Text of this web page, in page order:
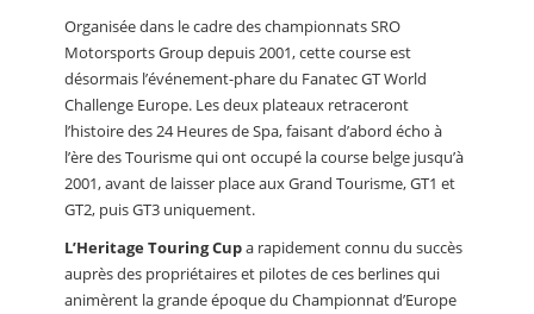
Organisée dans le cadre des championnats SRO
Motorsports Group depuis 2001, cette course est
désormais l’événement-phare du Fanatec GT World
Challenge Europe. Les deux plateaux retraceront
l’histoire des 24 Heures de Spa, faisant d’abord écho à
l’ère des Tourisme qui ont occupé la course belge jusqu’à
2001, avant de laisser place aux Grand Tourisme, GT1 et
GT2, puis GT3 uniquement.
L’Heritage Touring Cupa rapidement connu du succès
auprès des propriétaires et pilotes de ces berlines qui
animèrent la grande époque du Championnat d’Europe